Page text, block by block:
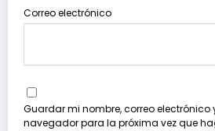
Correo electrónico
Guardar mi nombre, correo electrónico
navegador para la próxima vez que